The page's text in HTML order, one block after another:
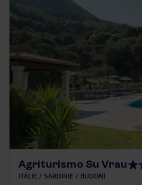
Agriturismo Su Vrau
ITÁLIE SARDINIE BUDONI